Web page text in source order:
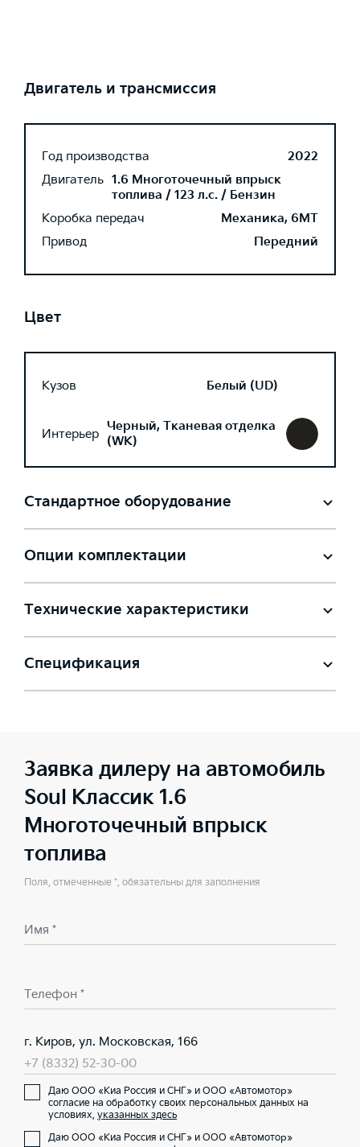
Двигатель и трансмиссия
Год производства
2022
Двигатель 1.6 Многоточечный впрыск
топлива / 123 л.с. / Бензин
Коробка передач
Механика, 6MT
Привод
Передний
Цвет
Кузов Белый (UD)
Интерьер Черный, Тканевая отделка
(WK)
Стандартное оборудование
Опции комплектации
Технические характеристики
Спецификация
Заявка дилеру на автомобиль
Soul Классик 1.6
Многоточечный впрыск
топлива
Поля, отмеченные *, обязательны для заполнения
Имя *
Телефон *
г. Киров, ул. Московская, 166
+7 (8332) 52-30-00
Даю ООО «Киа Россия и СНГ» и ООО «Автомотор»
согласие на обработку своих персональных данных на
условиях, указанных здесь
Даю ООО «Киа Россия и СНГ» и ООО «Автомотор»